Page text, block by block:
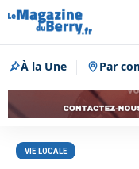
À la Une Par
VIE LOCALE